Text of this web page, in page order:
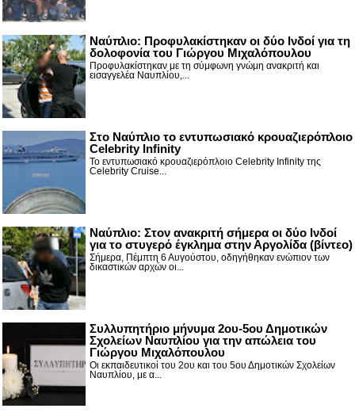
Ναύπλιο: Προφυλακίστηκαν οι δύο Ινδοί για τη
δολοφονία του Γιώργου Μιχαλόπουλου
Προφυλακίστηκαν με τη σύμφωνη γνώμη ανακριτή και
εισαγγελέα Ναυπλίου,...
Στο Ναύπλιο το εντυπωσιακό κρουαζιερόπλοιο
Celebrity Infinity
Το εντυπωσιακό κρουαζιερόπλοιο Celebrity Infinity της
Celebrity Cruise...
Nαύπλιο: Στον ανακριτή σήμερα οι δύο Ινδοί
για το στυγερό έγκλημα στην Αργολίδα (βίντεο)
Σήμερα, Πέμπτη 6 Αυγούστου, οδηγήθηκαν ενώπιον των
δικαστικών αρχών οι...
Συλλυπητήριο μήνυμα 2ου-5ου Δημοτικών
Σχολείων Ναυπλίου για την απώλεια του
Γιώργου Μιχαλόπουλου
Οι εκπαιδευτικοί του 2ου και του 5ου Δημοτικών Σχολείων
Ναυπλίου, με α...